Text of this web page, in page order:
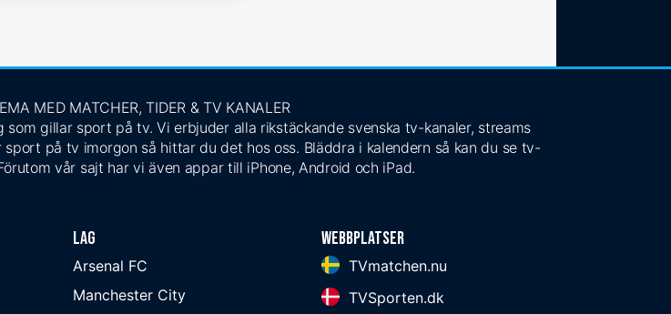
MED MATCHER, TIDER & TV KANALER
gillar sport på tv. Vi erbjuder alla rikstäckande svenska tv-kanaler, streams
på tv imorgon så hittar du det hos oss. Bläddra i kalendern så kan du se tv-
vår sajt har vi även appar till iPhone, Android och iPad.
Lag
Arsenal FC
Manchester City
Webbplatser
TVmatchen.nu
TVSporten.dk